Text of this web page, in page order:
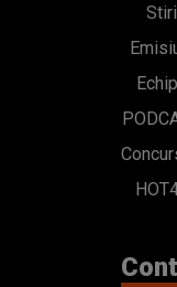
Stiri